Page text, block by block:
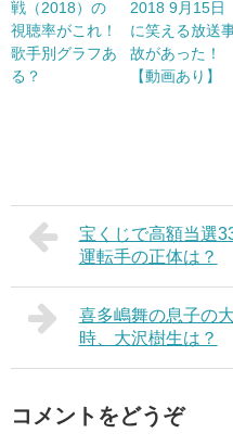
戦（2018）の
視聴率がこれ！
歌手別グラフあ
る？
2018 9月15日
に笑える放送
故があった！
【動画あり】
宝くじで高額当選
運転手の正体は？
喜多嶋舞の息子の
時、大沢樹生は？
コメントをどうぞ